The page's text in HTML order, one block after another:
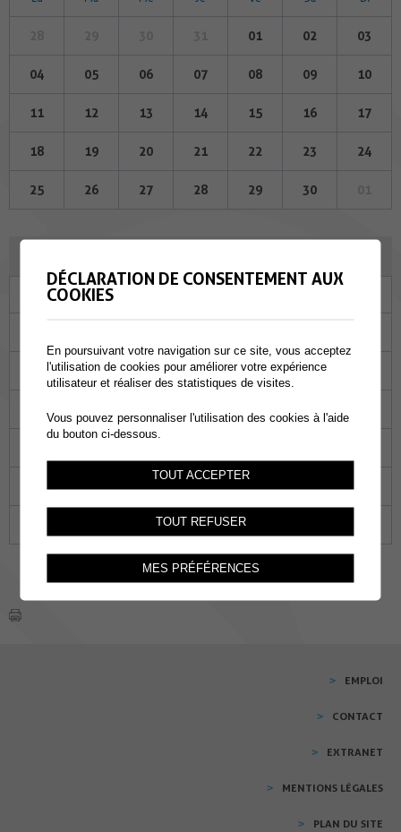
01 02 03
04 05 06 07 08 09 10
11 12 13 14 15 16 17
18 19 20 21 22 23 24
25 26 27 28 29 30
Ma
03 04 05 06 07
24 25 26 27 28
02
EMPLOI
CONTACT
EXTRANET
MENTIONS LÉGALES
PLAN DU SITE
DÉCLARATION DE CONSENTEMENT AUX
COOKIES
En poursuivant votre navigation sur ce site, vous acceptez
l'utilisation de cookies pour améliorer votre expérience
utilisateur et réaliser des statistiques de visites.
Vous pouvez personnaliser l'utilisation des cookies à l'aide
du bouton ci-dessous.
TOUT ACCEPTER
TOUT REFUSER
MES PRÉFÉRENCES